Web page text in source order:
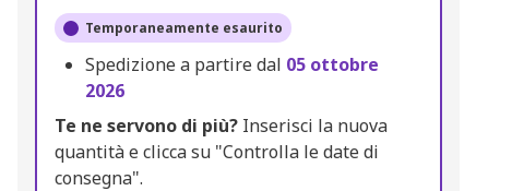
Temporaneamente esaurito
Spedizione a partire dal 05 ottobre
2026
Te ne servono di più?Inserisci la nuova
quantità e clicca su "Controlla le date di
consegna".